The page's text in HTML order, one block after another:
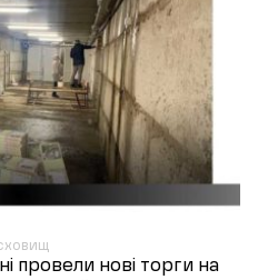
провели нові торги на